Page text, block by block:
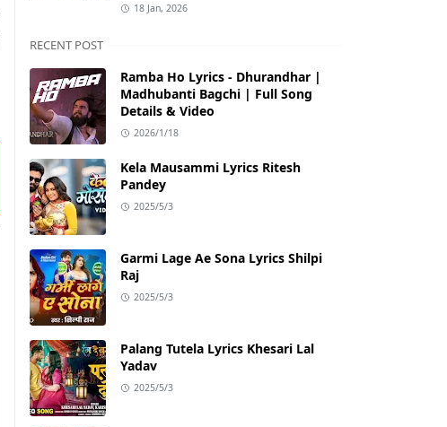
18 Jan, 2026
RECENT POST
Ramba Ho Lyrics - Dhurandhar |
Madhubanti Bagchi | Full Song
Details & Video
2026/1/18
Kela Mausammi Lyrics Ritesh
Pandey
2025/5/3
Garmi Lage Ae Sona Lyrics Shilpi
Raj
2025/5/3
Palang Tutela Lyrics Khesari Lal
Yadav
2025/5/3